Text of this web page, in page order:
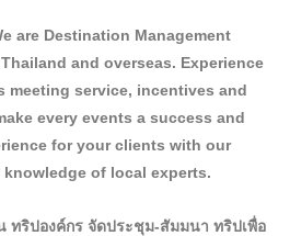
are Destination Management
and overseas. Experience
meeting service, incentives and
every events a success and
for your clients with our
of local experts.
ทริปองค์กร จัดประชุม-สัมมนา ทริปเพื่อ